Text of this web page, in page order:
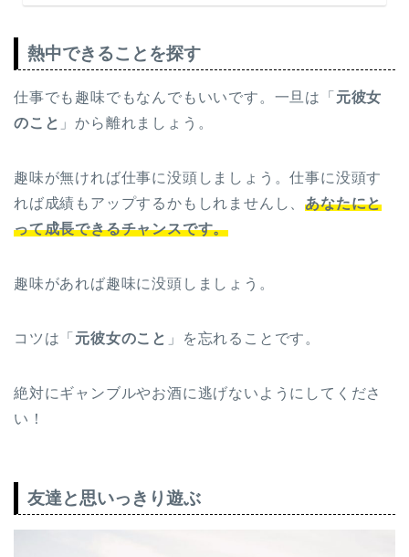
熱中できることを探す
仕事でも趣味でもなんでもいいです。一旦は「 元彼女
のこと 」から離れましょう。
趣味が無ければ仕事に没頭しましょう。仕事に没頭す
れば成績もアップするかもしれませんし、あなたにと
って成長できるチャンスです。
趣味があれば趣味に没頭しましょう。
コツは「 元彼女のこと 」を忘れることです。
絶対にギャンブルやお酒に逃げないようにしてくださ
い！
友達と思いっきり遊ぶ